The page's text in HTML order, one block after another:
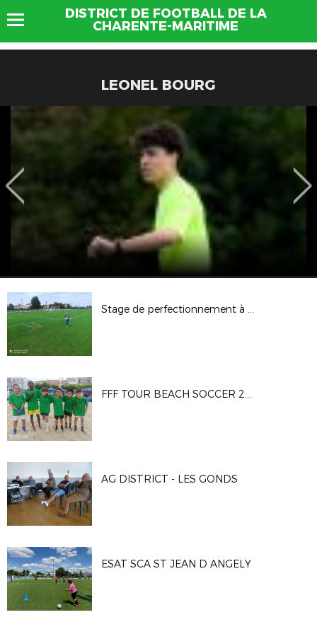
DISTRICT DE FOOTBALL DE LA
CHARENTE-MARITIME
LEONEL BOURG
Stage de perfectionnement à Gémozac
FFF TOUR BEACH SOCCER 2023
AG DISTRICT - LES GONDS
ESAT SCA ST JEAN D ANGELY